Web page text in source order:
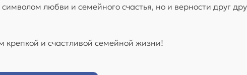
любви и семейного счастья, но и верности друг
и счастливой семейной жизни!